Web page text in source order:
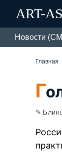
ART-
Новости
Главная
Г
✎